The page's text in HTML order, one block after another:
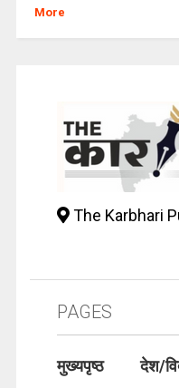
More
The Karbhari
PAGES
मुख्यपृष्ठ देश/